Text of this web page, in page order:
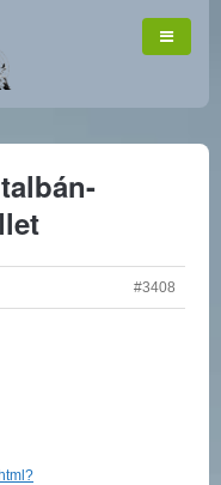
#3408